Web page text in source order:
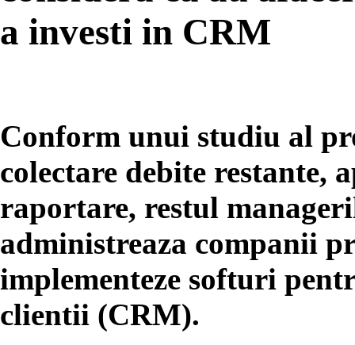
a investi in CRM
Conform unui studiu al
colectare debite restante,
raportare, restul
administreaza companii
implementeze softuri
clientii (CRM).